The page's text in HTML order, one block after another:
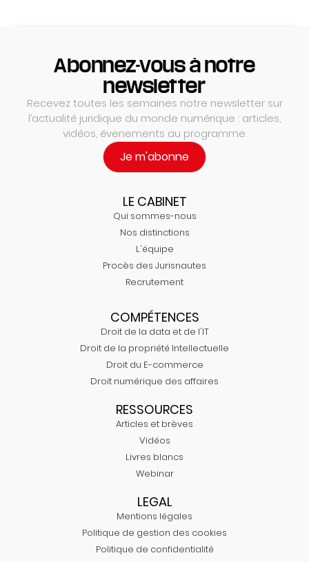
Abonnez-vous à notre
newsletter
Recevez toutes les semaines notre newsletter sur
l’actualité juridique du monde numérique : articles,
vidéos, évenements au programme.
Je m'abonne
LE CABINET
Qui sommes-nous
Nos distinctions
L'équipe
Procès des Jurisnautes
Recrutement
COMPÉTENCES
Droit de la data et de l'IT
Droit de la propriété Intellectuelle
Droit du E-commerce
Droit numérique des affaires
RESSOURCES
Articles et brèves
Vidéos
Livres blancs
Webinar
LEGAL
Mentions légales
Politique de gestion des cookies
Politique de confidentialité